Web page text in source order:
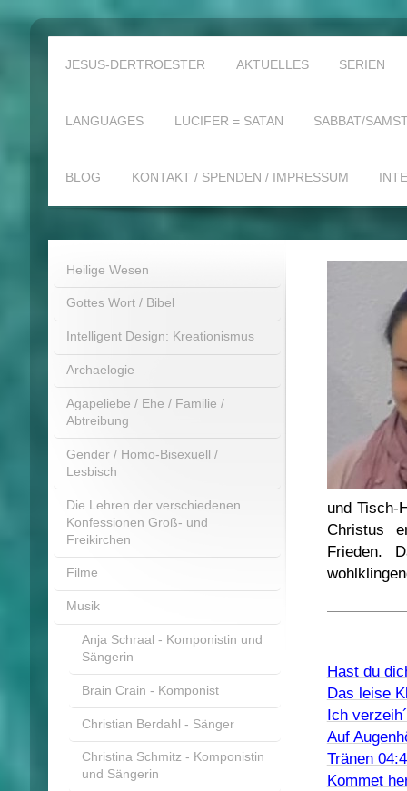
JESUS-DERTROESTER AKTUELLES SERIEN
LANGUAGES LUCIFER = SATAN SABBAT/
BLOG KONTAKT / SPENDEN / IMPRESSUM
und Tisch-
Christus
Frieden.
Hast du
Das leise
Ich
Auf
Tränen
Kommet
Heilige Wesen
Gottes Wort / Bibel
Intelligent Design: Kreationismus
Archaelogie
Agapeliebe / Ehe / Familie /
Abtreibung
Gender / Homo-Bisexuell /
Lesbisch
Die Lehren der verschiedenen
Konfessionen Groß- und
Freikirchen
Filme
Musik
Anja Schraal - Komponistin und
Sängerin
Brain Crain - Komponist
Christian Berdahl - Sänger
Christina Schmitz - Komponistin
und Sängerin